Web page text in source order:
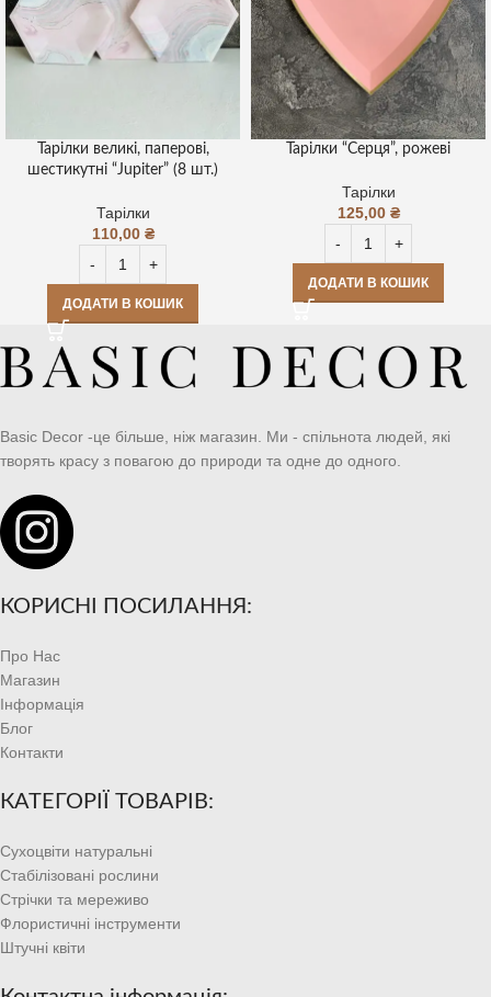
Тарілки великі, паперові,
шестикутні “Jupiter” (8 шт.)
Тарілки
110,00 ₴
ДОДАТИ В КОШИК
Тарілки “Серця”, рожеві
Тарілки
125,00 ₴
ДОДАТИ В КОШИК
Basic Decor -це більше, ніж магазин. Ми - спільнота людей, які
творять красу з повагою до природи та одне до одного.
КОРИСНІ ПОСИЛАННЯ:
Про Нас
Магазин
Інформація
Блог
Контакти
КАТЕГОРІЇ ТОВАРІВ:
Сухоцвіти натуральні
Стабілізовані рослини
Стрічки та мереживо
Флористичні інструменти
Штучні квіти